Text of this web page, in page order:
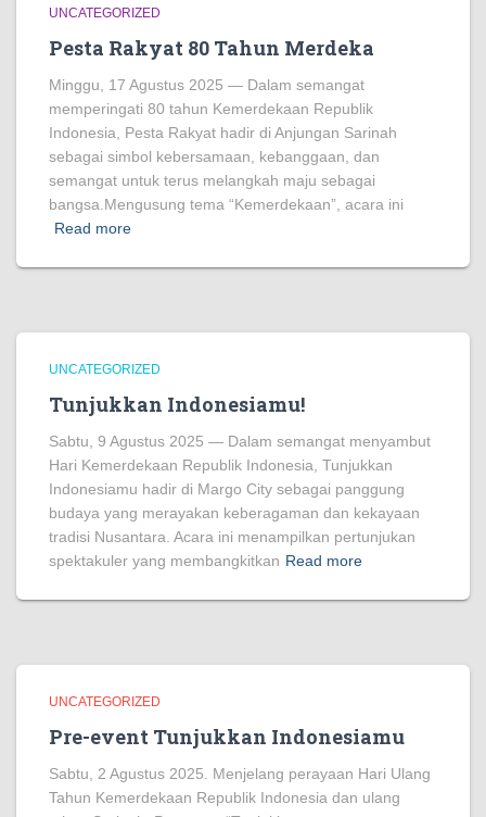
UNCATEGORIZED
Pesta Rakyat 80 Tahun Merdeka
Minggu, 17 Agustus 2025 — Dalam semangat
memperingati 80 tahun Kemerdekaan Republik
Indonesia, Pesta Rakyat hadir di Anjungan Sarinah
sebagai simbol kebersamaan, kebanggaan, dan
semangat untuk terus melangkah maju sebagai
bangsa.Mengusung tema “Kemerdekaan”, acara ini
Read more
UNCATEGORIZED
Tunjukkan Indonesiamu!
Sabtu, 9 Agustus 2025 — Dalam semangat menyambut
Hari Kemerdekaan Republik Indonesia, Tunjukkan
Indonesiamu hadir di Margo City sebagai panggung
budaya yang merayakan keberagaman dan kekayaan
tradisi Nusantara. Acara ini menampilkan pertunjukan
spektakuler yang membangkitkan Read more
UNCATEGORIZED
Pre-event Tunjukkan Indonesiamu
Sabtu, 2 Agustus 2025. Menjelang perayaan Hari Ulang
Tahun Kemerdekaan Republik Indonesia dan ulang